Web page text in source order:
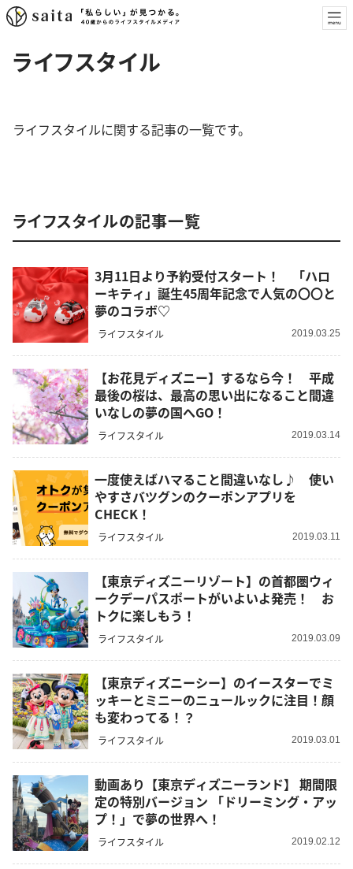
ライフスタイル
ライフスタイルに関する記事の一覧です。
ライフスタイルの記事一覧
3月11日より予約受付スタート！ 「ハロ
ーキティ」誕生45周年記念で人気の〇〇と
夢のコラボ♡
ライフスタイル 2019.03.25
【お花見ディズニー】するなら今！ 平成
最後の桜は、最高の思い出になること間違
いなしの夢の国へGO！
ライフスタイル 2019.03.14
一度使えばハマること間違いなし♪ 使い
やすさバツグンのクーポンアプリを
CHECK！
ライフスタイル 2019.03.11
【東京ディズニーリゾート】の首都圏ウィ
ークデーパスポートがいよいよ発売！ お
トクに楽しもう！
ライフスタイル 2019.03.09
【東京ディズニーシー】のイースターでミ
ッキーとミニーのニュールックに注目！顔
も変わってる！？
ライフスタイル 2019.03.01
動画あり【東京ディズニーランド】 期間限
定の特別バージョン 「ドリーミング・アッ
プ！」で夢の世界へ！
ライフスタイル 2019.02.12